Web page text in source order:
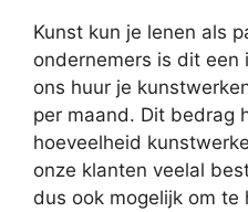
Kunst kun je lenen als
ondernemers is dit een
ons huur je
per maand. Dit bedrag
hoeveelheid
onze klanten veelal
dus ook mogelijk om te